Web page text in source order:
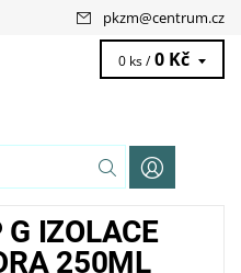
pkzm@centrum.cz
0 ks / 0 Kč
IZOLACE
250ML